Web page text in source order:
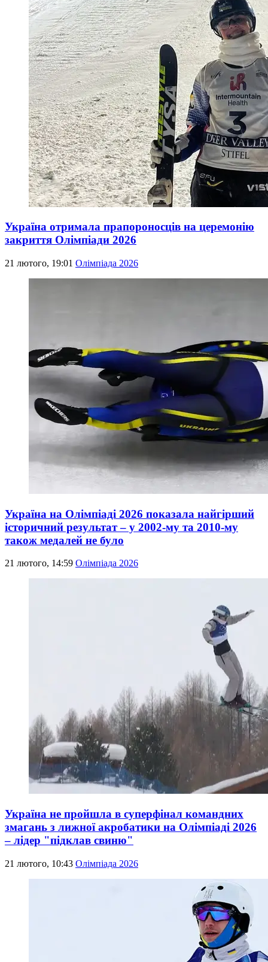
Україна отримала прапороносців на церемонію
закриття Олімпіади 2026
21 лютого, 19:01 Олімпіада 2026
Україна на Олімпіаді 2026 показала найгірший
історичний результат – у 2002-му та 2010-му
також медалей не було
21 лютого, 14:59 Олімпіада 2026
Україна не пройшла в суперфінал командних
змагань з лижної акробатики на Олімпіаді 2026
– лідер "підклав свиню"
21 лютого, 10:43 Олімпіада 2026